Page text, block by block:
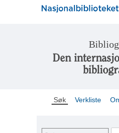
Den
Søk Verkliste